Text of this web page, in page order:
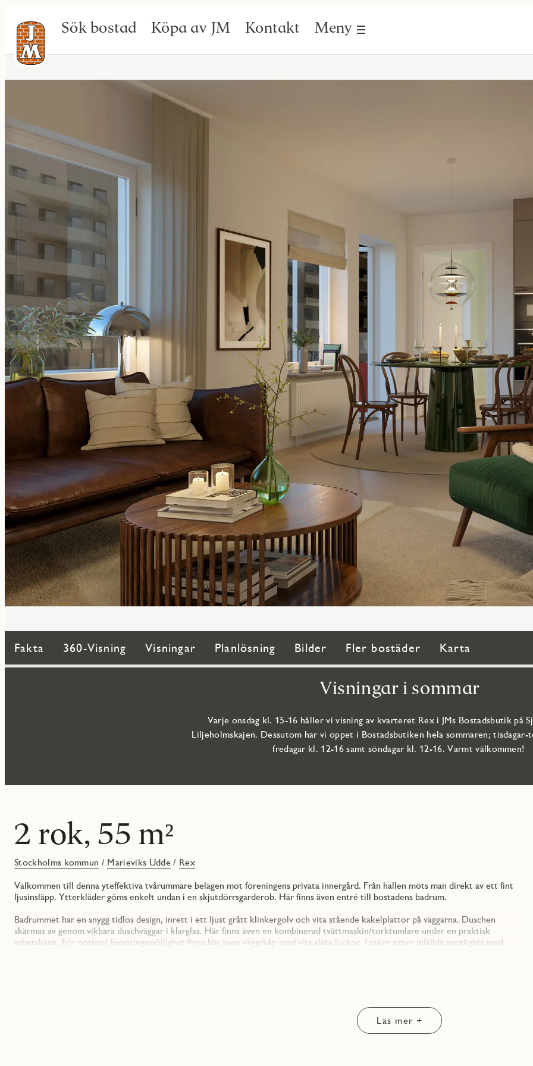
Sök bostad Köpa av JM Kontakt Meny
Fakta 360-Visning Visningar Planlösning Bilder Fler bostäder Karta
Visningar i sommar
Varje onsdag kl. 15-16 håller vi visning av kvarteret Rex i JMs Bostadsbutik på
Liljeholmskajen. Dessutom har vi öppet i Bostadsbutiken hela sommaren; tisdagar-
fredagar kl. 12-16 samt söndagar kl. 12-16. Varmt välkommen!
2 rok, 55 m²
Stockholms kommun / Marieviks Udde / Rex
Välkommen till denna yteffektiva tvårummare belägen mot föreningens privata innergård. Från hallen möts man direkt av ett fint
ljusinsläpp. Ytterkläder göms enkelt undan i en skjutdörrsgarderob. Här finns även entré till bostadens badrum.
Badrummet har en snygg tidlös design, inrett i ett ljust grått klinkergolv och vita stående kakelplattor på väggarna. Duschen
skärmas av genom vikbara duschväggar i klarglas. Här finns även en kombinerad tvättmaskin/torktumlare under en praktisk
arbetsbänk. För optimal förvaringsmöjlighet finns här även väggskåp med vita släta luckor. I taket sitter infällda spotlights med
överskåpen sitter en LED-list med dimmer som ger ett bra arbetsljus. Väggskåpen är handtagslösa vilket skapar en stilren känsla.
Lådor och högskåp har rostfria handtag. Köket är fullt utrustat med moderna vitvaror från Electrolux. Här finns kyl/frys,
induktionshäll, inbyggnadsugn, mikro och integrerad diskmaskin, allt som behövs för en lyckad matlagning.
Läs mer +